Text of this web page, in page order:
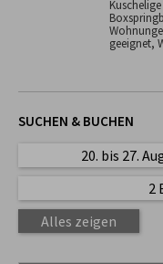
geeignet,
SUCHEN & BUCHEN
20. bis 27.
2
Alles zeigen